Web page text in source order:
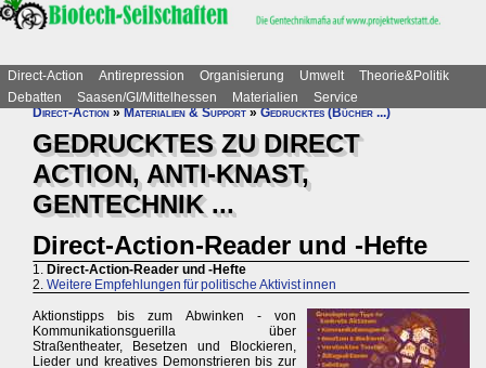
Direct-Action Antirepression Organisierung Umwelt
Theorie&Politik
Debatten
Saasen/GI/Mittelhessen Materialien
Service
Direct-Action»Materialien & Support»Gedrucktes (Bücher ...)
GEDRUCKTES ZU DIRECT
ACTION, ANTI-KNAST,
GENTECHNIK ...
Direct-Action-Reader und -Hefte
1. Direct-Action-Reader und -Hefte
2. Weitere Empfehlungen für politische Aktivist innen
Aktionstipps bis zum Abwinken - von
Kommunikationsguerilla über
Straßentheater, Besetzen und Blockieren,
Lieder und kreatives Demonstrieren bis zur